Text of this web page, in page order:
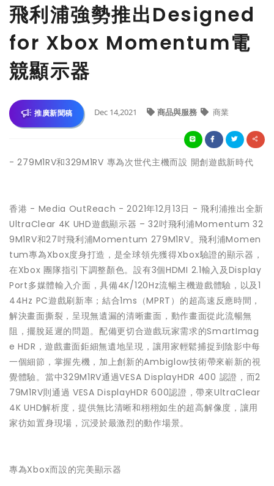
飛利浦強勢推出Designed
for Xbox Momentum電
競顯示器
推廣新聞稿 Dec 14,2021 商品與服務 商業
- 279M1RV和329M1RV 專為次世代主機而設 開創遊戲新時代
香港 - Media OutReach - 2021年12月13日 - 飛利浦推出全新
UltraClear 4K UHD遊戲顯示器 – 32吋飛利浦Momentum 32
9M1RV和27吋飛利浦Momentum 279M1RV。飛利浦Momen
tum專為Xbox度身打造，是全球領先獲得Xbox驗證的顯示器，
在Xbox 團隊指引下調整顏色。設有3個HDMI 2.1輸入及Display
Port多媒體輸入介面，具備4K/120Hz流暢主機遊戲體驗，以及1
44Hz PC遊戲刷新率；結合1ms（MPRT）的超高速反應時間，
解決畫面撕裂，呈現無遺漏的清晰畫面，動作畫面從此流暢無
阻，擺脫延遲的問題。配備更切合遊戲玩家需求的SmartImag
e HDR，遊戲畫面鉅細無遺地呈現，讓用家輕鬆捕捉到陰影中每
一個細節，掌握先機，加上創新的Ambiglow技術帶來嶄新的視
覺體驗。當中329M1RV通過VESA DisplayHDR 400 認證，而2
79M1RV則通過 VESA DisplayHDR 600認證，帶來UltraClear
4K UHD解析度，提供無比清晰和栩栩如生的超高解像度，讓用
家彷如置身現場，沉浸於最激烈的動作場景。
專為Xbox而設的完美顯示器